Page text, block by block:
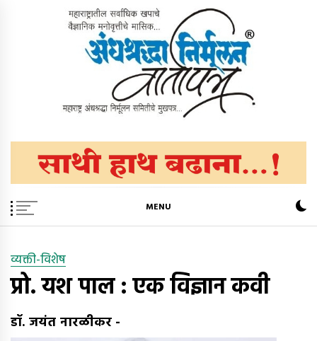
अंधश्रद्धा निर्मूलन वार्तापत्र ®
MENU
व्यक्ती-विशेष
प्रो. यश पाल : एक विज्ञान कवी
डॉ. जयंत नारळीकर-